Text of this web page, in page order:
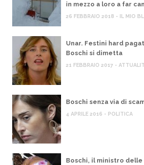
in mezzo a loro a far
26 FEBBRAIO 2018 - IL MIO
Unar. Festini hard
Boschi si dimetta
21 FEBBRAIO 2017 -
Boschi senza via di
4 APRILE 2016 - POLITICA
Boschi, il ministro